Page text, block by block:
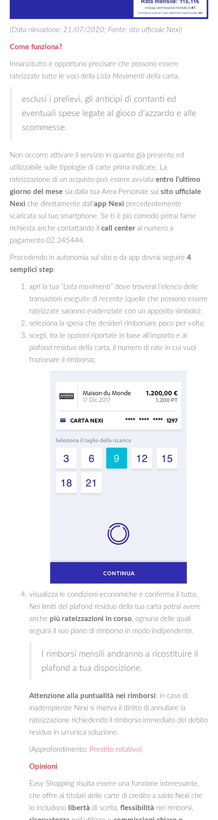
(Data rilevazione: 21/07/2020; Fonte: sito ufficiale Nexi)
Come funziona?
Innanzitutto è opportuno precisare che possono essere
rateizzate tutte le voci della Lista Movimenti della carta,
esclusi i prelievi, gli anticipi di contanti ed
eventuali spese legate al gioco d’azzardo e alle
scommesse.
Non occorre attivare il servizio in quanto già presente ed
utilizzabile sulle tipologie di carte prima indicate. La
rateizzazione di un acquisto può essere avviata entro l’ultimo
giorno del mese sia dalla tua Area Personale sul sito ufficiale
Nexi che direttamente dall’app Nexi precedentemente
scaricata sul tuo smartphone. Se ti è più comodo potrai farne
richiesta anche contattando il call center al numero a
pagamento 02.345444.
Procedendo in autonomia sul sito o da app dovrai seguire 4
semplici step:
apri la tua “Lista movimenti” dove troverai l’elenco delle
transazioni eseguite di recente (quelle che possono essere
rateizzate saranno evidenziate con un apposito simbolo);
seleziona la spesa che desideri rimborsare poco per volta;
scegli, tra le opzioni riportate in base all’importo e al
plafond residuo della carta, il numero di rate in cui vuoi
frazionare il rimborso;
visualizza le condizioni economiche e conferma il tutto.
Nei limiti del plafond residuo della tua carta potrai avere
anche più rateizzazioni in corso, ognuna delle quali
seguirà il suo piano di rimborso in modo indipendente.
I rimborsi mensili andranno a ricostituire il
plafond a tua disposizione.
Attenzione alla puntualità nei rimborsi: in caso di
inadempienze Nexi si riserva il diritto di annullare la
rateizzazione richiedendo il rimborso immediato del debito
residuo in un’unica soluzione.
(Approfondimento: Prestito rotativo)
Opinioni
Easy Shopping risulta essere una funzione interessante,
che offre ai titolari delle carte di credito a saldo Nexi che
lo includono libertà di scelta, flessibilità nei rimborsi,